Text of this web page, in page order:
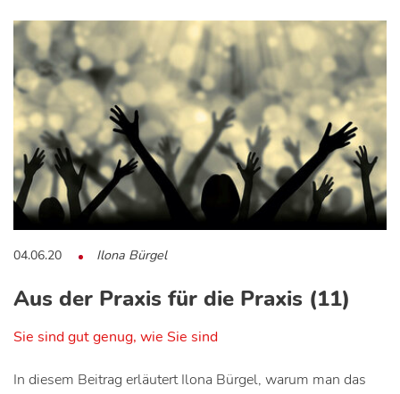
04.06.20 Ilona Bürgel
Aus der Praxis für die Praxis (11)
Sie sind gut genug, wie Sie sind
In diesem Beitrag erläutert Ilona Bürgel, warum man das